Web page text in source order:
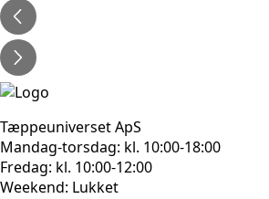
Tæppeuniverset ApS
Mandag-torsdag: kl. 10:00-18:00
Fredag: kl. 10:00-12:00
Weekend: Lukket